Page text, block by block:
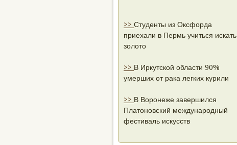
>> Студенты из Оксфорда
приехали в Пермь учиться искать
золото
>> В Иркутской области 90%
умерших от рака легких курили
>> В Воронеже завершился
Платоновский международный
фестиваль искусств